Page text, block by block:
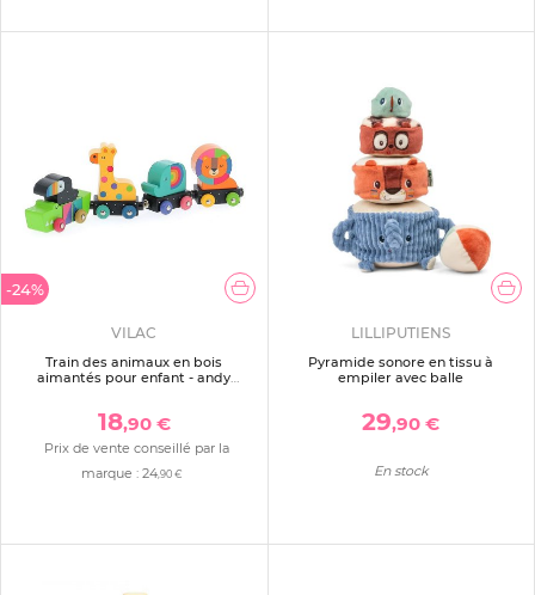
-24%
VILAC
Train des animaux en bois
aimantés pour enfant - andy
18,90 €
Prix de vente conseillé par la
marque : 24,90 €
LILLIPUTIENS
Pyramide sonore en tissu à
empiler avec balle
29,90 €
En stock